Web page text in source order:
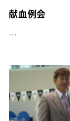
献血例会
…